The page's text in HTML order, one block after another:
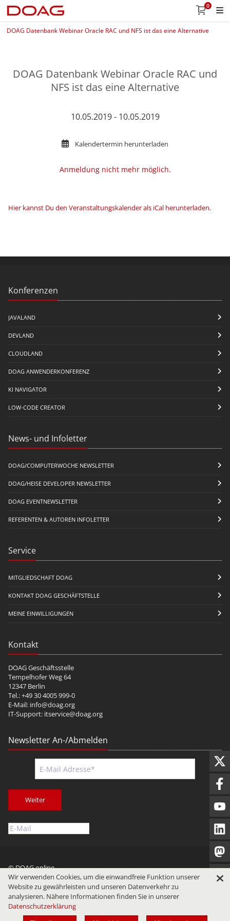
0
DOAG Datenbank Webinar Oracle RAC und NFS ist das eine Alternative
DOAG Datenbank Webinar Oracle RAC und
NFS ist das eine Alternative
10.05.2019 - 10.05.2019
Kalendertermin herunterladen
Anmeldung nicht mehr möglich.
Hier kannst Du den Veranstaltungskalender als iCal herunterladen.
Konferenzen
JAVALAND
DEVLAND
CLOUDLAND
DOAG ANWENDERKONFERENZ
KI NAVIGATOR
LOW-CODE CREATOR
News- und Infoletter
DOAG/COMPUTERWOCHE NEWSLETTER
DOAG/HEISE DEVELOPER NEWSLETTER
DOAG EVENTNEWSLETTER
REFERENTEN & AUTOREN INFOLETTER
Service
MITGLIEDSCHAFT DOAG
KONTAKT DOAG GESCHÄFTSTELLE
MEINE EINWILLIGUNGEN
Kontakt
DOAG Geschäftsstelle
Tempelhofer Weg 64
12347 Berlin
Tel.: +49 30 4005 999-0
E-Mail: info@doag.org
IT-Support: itservice@doag.org
Newsletter An-/Abmelden
Weiter
© DOAG online
Impressum
Datenschutz Nutzungsbedingungen
Wir verwenden Cookies, um die einwandfreie Funktion unserer
Website zu gewährleisten und unseren Datenverkehr zu
analysieren. Nähere Informationen finden Sie in unserer
Datenschutzerklärung